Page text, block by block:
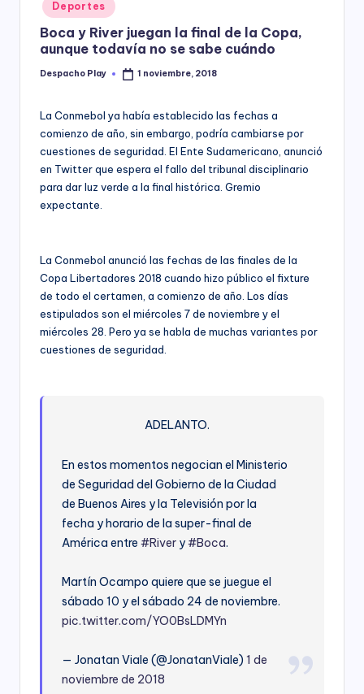
y
in
Deportes
Boca y River juegan la final de la Copa,
aunque todavía no se sabe cuándo
Posted
Despacho Play 1 noviembre, 2018
La Conmebol ya había establecido las fechas a
comienzo de año, sin embargo, podría cambiarse por
cuestiones de seguridad. El Ente Sudamericano, anunció
en Twitter que espera el fallo del tribunal disciplinario
para dar luz verde a la final histórica. Gremio
expectante.
La Conmebol anunció las fechas de las finales de la
Copa Libertadores 2018 cuando hizo público el fixture
de todo el certamen, a comienzo de año. Los días
estipulados son el miércoles 7 de noviembre y el
miércoles 28. Pero ya se habla de muchas variantes por
cuestiones de seguridad.
ADELANTO.
En estos momentos negocian el Ministerio
de Seguridad del Gobierno de la Ciudad
de Buenos Aires y la Televisión por la
fecha y horario de la super-final de
América entre#River y#Boca.
Martín Ocampo quiere que se juegue el
sábado 10 y el sábado 24 de noviembre.
pic.twitter.com/YO0BsLDMYn
— Jonatan Viale (@JonatanViale) 1 de
noviembre de 2018